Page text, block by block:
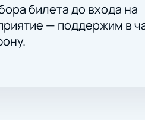
билета до входа на
— поддержим в